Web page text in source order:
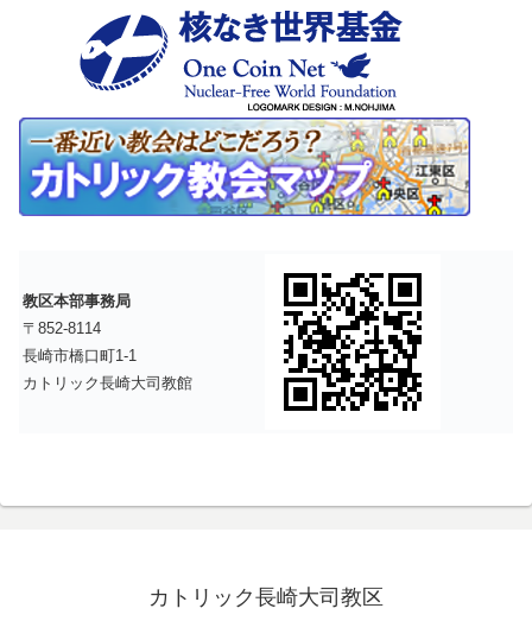
教区本部事務局
〒852-8114
長崎市橋口町1-1
カトリック長崎大司教館
カトリック長崎大司教区